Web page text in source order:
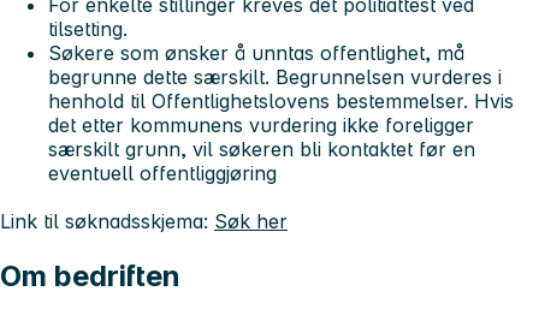
tilsetting.
Søkere som ønsker å unntas offentlighet, må
begrunne dette særskilt. Begrunnelsen vurderes i
henhold til Offentlighetslovens bestemmelser. Hvis
det etter kommunens vurdering ikke foreligger
særskilt grunn, vil søkeren bli kontaktet før en
eventuell offentliggjøring
Link til søknadsskjema: Søk her
Om bedriften